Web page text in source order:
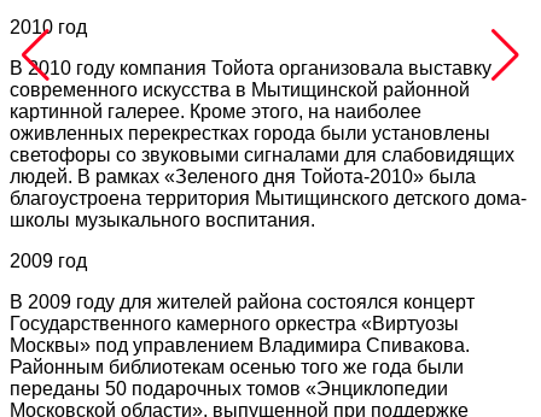
2010 год
В 2010 году компания Тойота организовала выставку
современного искусства в Мытищинской районной
картинной галерее. Кроме этого, на наиболее
оживленных перекрестках города были установлены
светофоры со звуковыми сигналами для слабовидящих
людей. В рамках «Зеленого дня Тойота-2010» была
благоустроена территория Мытищинского детского дома-
школы музыкального воспитания.
2009 год
В 2009 году для жителей района состоялся концерт
Государственного камерного оркестра «Виртуозы
Москвы» под управлением Владимира Спивакова.
Районным библиотекам осенью того же года были
переданы 50 подарочных томов «Энциклопедии
Московской области», выпущенной при поддержке